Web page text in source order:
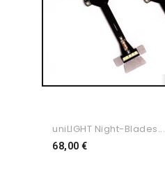
uniLIGHT Night-Blades...
68,00 €Preço